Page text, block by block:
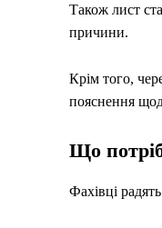
Також лист
причини.
Крім того,
пояснення
Що
Фахівці